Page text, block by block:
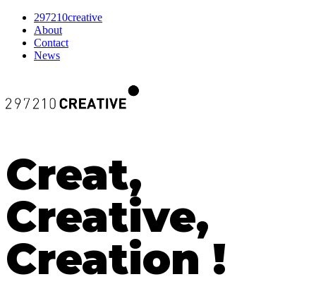
297210creative
About
Contact
News
Creat,
Creative,
Creation !